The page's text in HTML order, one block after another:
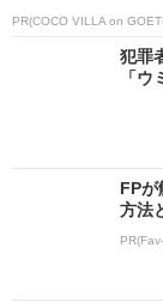
PR(COCO VILLA on
犯罪
「
FP
方法